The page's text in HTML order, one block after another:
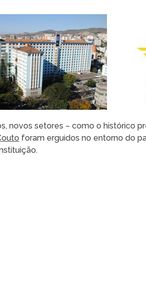
novos setores – como o histórico
foram erguidos no entorno do